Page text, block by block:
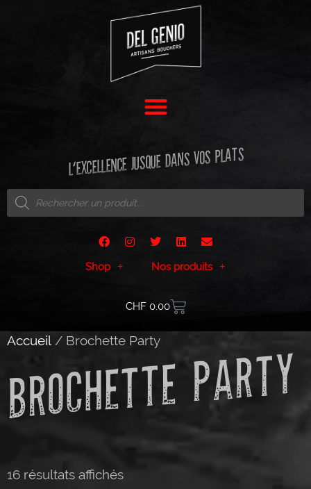
L'EXCELLENCE JUSQUE DANS VOS PLATS
Shop Nos produits
CHF0.00
Accueil / Brochette Party
BROCHETTE PARTY
16 résultats affichés